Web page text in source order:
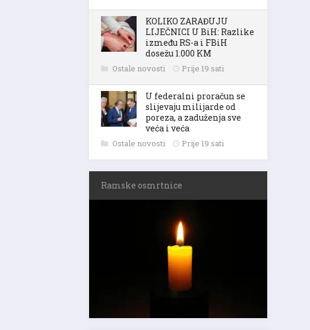
KOLIKO ZARAĐUJU
LIJEČNICI U BiH: Razlike
između RS-a i FBiH
dosežu 1.000 KM
Ostale novosti Prije 19 sati
U federalni proračun se
slijevaju milijarde od
poreza, a zaduženja sve
veća i veća
Ostale novosti Prije 19 sati
Ramske osmrtnice